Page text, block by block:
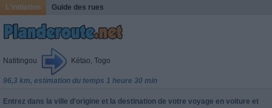
L'initiation Guide des rues
Natitingou Kétao, Togo
96,3 km, estimation du temps 1 heure 30 min
Entrez dans la ville d'origine et la destination de votre voyage en voiture et